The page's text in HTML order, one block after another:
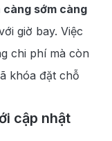
sớm càng
giờ bay. Việc
chi phí mà còn
khóa đặt chỗ
cập nhật